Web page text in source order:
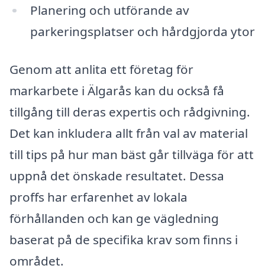
Planering och utförande av
parkeringsplatser och hårdgjorda ytor
Genom att anlita ett företag för
markarbete i Älgarås kan du också få
tillgång till deras expertis och rådgivning.
Det kan inkludera allt från val av material
till tips på hur man bäst går tillväga för att
uppnå det önskade resultatet. Dessa
proffs har erfarenhet av lokala
förhållanden och kan ge vägledning
baserat på de specifika krav som finns i
området.